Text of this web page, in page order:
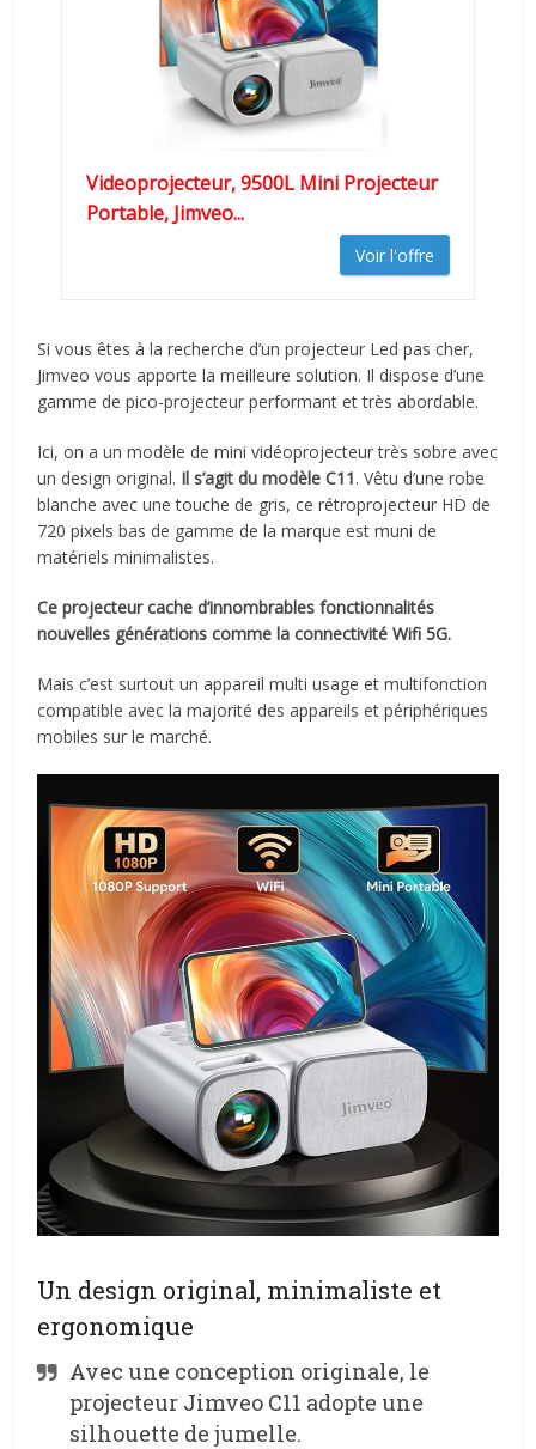
Videoprojecteur, 9500L Mini Projecteur
Portable, Jimveo...
Voir l'offre
Si vous êtes à la recherche d’un projecteur Led pas cher,
Jimveo vous apporte la meilleure solution. Il dispose d’une
gamme de pico-projecteur performant et très abordable.
Ici, on a un modèle de mini vidéoprojecteur très sobre avec
un design original. Il s’agit du modèle C11. Vêtu d’une robe
blanche avec une touche de gris, ce rétroprojecteur HD de
720 pixels bas de gamme de la marque est muni de
matériels minimalistes.
Ce projecteur cache d’innombrables fonctionnalités
nouvelles générations comme la connectivité Wifi 5G.
Mais c’est surtout un appareil multi usage et multifonction
compatible avec la majorité des appareils et périphériques
mobiles sur le marché.
Un design original, minimaliste et
ergonomique
Avec une conception originale, le
projecteur Jimveo C11 adopte une
silhouette de jumelle.